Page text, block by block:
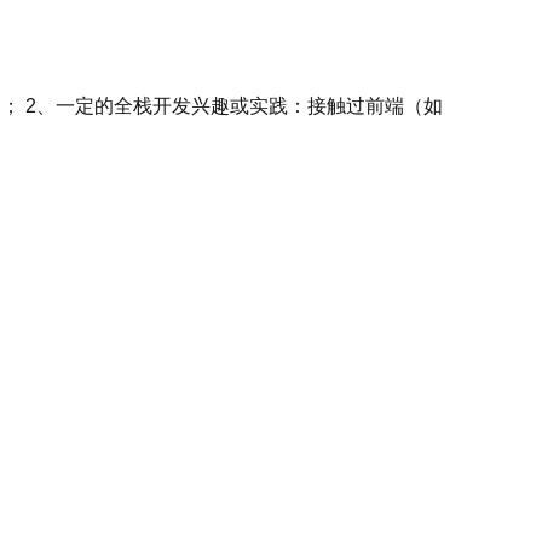
2、一定的全栈开发兴趣或实践：接触过前端（如